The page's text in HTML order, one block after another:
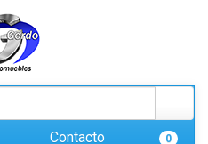
Contacto 0